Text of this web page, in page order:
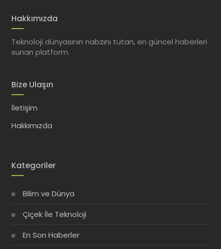
Hakkımızda
Teknoloji dünyasının nabzını tutan, en güncel haberleri
sunan platform.
Bize Ulaşın
İletişim
Hakkımızda
Kategoriler
Bilim ve Dünya
Çiçek İle Teknoloji
En Son Haberler